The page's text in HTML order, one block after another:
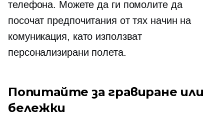
телефона. Можете да ги помолите да
посочат предпочитания от тях начин на
комуникация, като използват
персонализирани полета.
Попитайте за гравиране или
бележки